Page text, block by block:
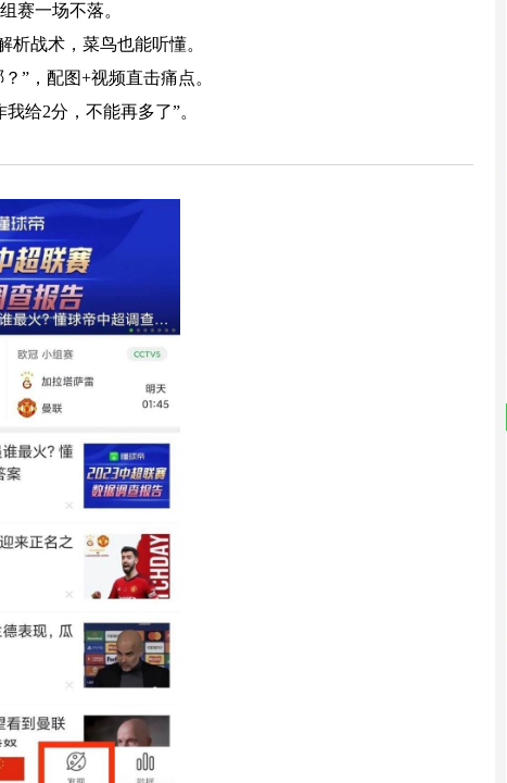
赛一场不落。
析战术，菜鸟也能听懂。
”，配图+视频直击痛点。
给2分，不能再多了”。